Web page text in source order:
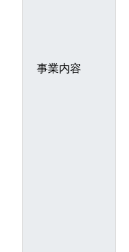
事業内容